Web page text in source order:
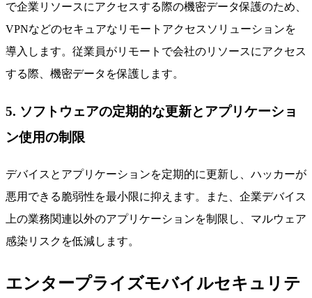
で企業リソースにアクセスする際の機密データ保護のため、
VPNなどのセキュアなリモートアクセスソリューションを
導入します。従業員がリモートで会社のリソースにアクセス
する際、機密データを保護します。
5. ソフトウェアの定期的な更新とアプリケーショ
ン使用の制限
デバイスとアプリケーションを定期的に更新し、ハッカーが
悪用できる脆弱性を最小限に抑えます。また、企業デバイス
上の業務関連以外のアプリケーションを制限し、マルウェア
感染リスクを低減します。
エンタープライズモバイルセキュリテ